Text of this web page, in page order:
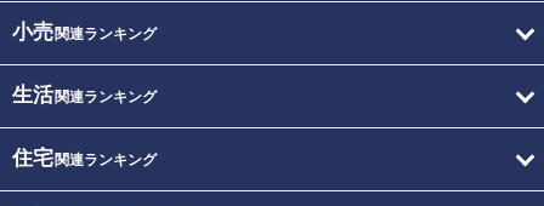
小売関連ランキング
生活関連ランキング
住宅関連ランキング